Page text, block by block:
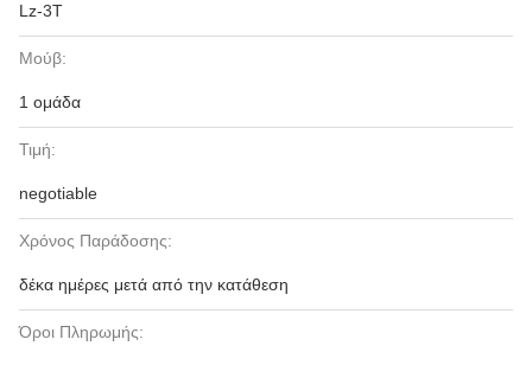
Lz-3T
Μούβ:
1 ομάδα
Τιμή:
negotiable
Χρόνος Παράδοσης:
δέκα ημέρες μετά από την κατάθεση
Όροι Πληρωμής: